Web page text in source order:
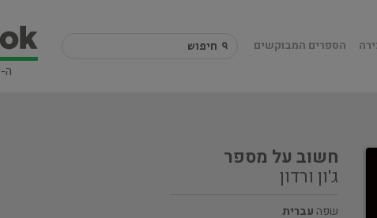
ה-יד2 של
הספרים המבוקשים
חשוב על מספר
ג'ון ורדון
שפה עברית